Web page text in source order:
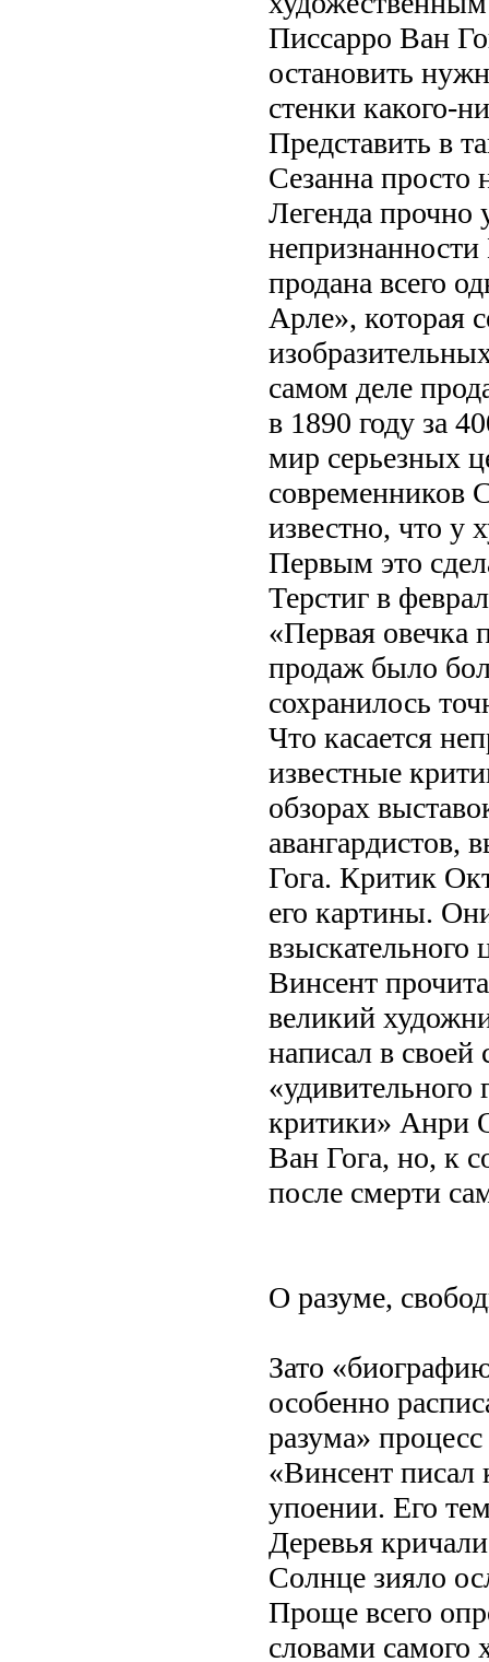
Писсарро Ван
остановить
стенки какого-
Представить в
Сезанна просто
Легенда прочно
продана всего
Арле», которая
самом деле
в 1890 году за
мир серьезных
современников
известно, что у
Первым это
Терстиг в
«Первая овечка
продаж было
сохранилось
Что касается
известные
обзорах
авангардистов,
Гога. Критик
его картины.
Винсент
великий
написал в своей
«удивительного
критики» Анри
Ван Гога, но, к
после смерти
О разуме,
Зато
особенно
разума»
«Винсент писал
упоении. Его
Деревья
Солнце зияло
Проще всего
словами самого